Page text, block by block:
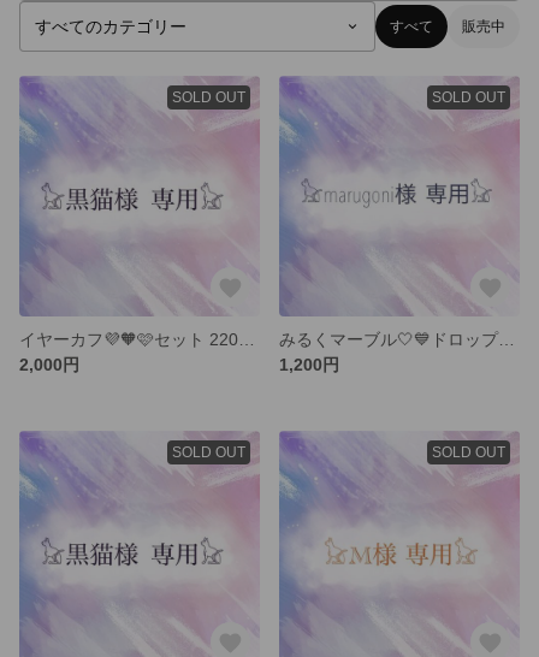
すべて 販売中
SOLD OUT
2,000円
SOLD OUT
みるく‎マーブル‎🤍💙ドロップ型フープピアス(薄藍色) 1400円(送料込み)
1,200円
SOLD OUT SOLD OUT